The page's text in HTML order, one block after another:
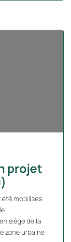
projet
été mobilisés
siège de la
zone urbaine